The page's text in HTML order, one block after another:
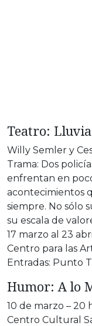
Teatro:
Willy Semler y
Trama: Dos
enfrentan en
acontecimientos
siempre. No sólo
su escala de
17 marzo al 23
Centro para las
Entradas: Punto
Humor: A lo
10 de marzo – 20
Centro Cultural